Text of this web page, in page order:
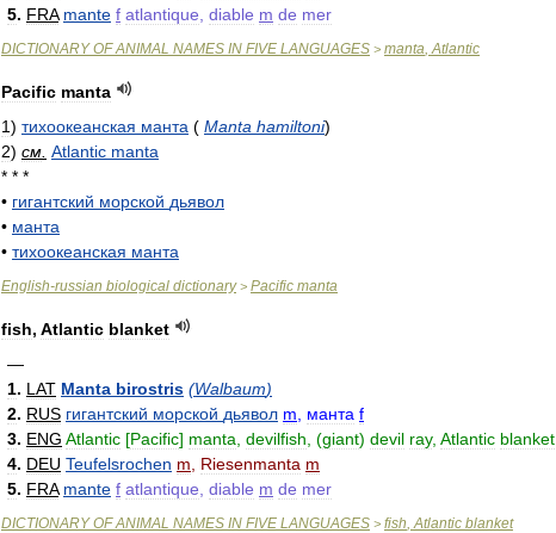
5. FRA mante f atlantique diable m de mer
DICTIONARY OF ANIMAL NAMES IN FIVE LANGUAGES > manta,Atlantic
Pacific manta
1) тихоокеанская манта ( Manta hamiltoni)
2) см Atlantic manta
* * *
• гигантский морской дьявол
• манта
• тихоокеанская манта
English-russian biological dictionary> Pacific manta
fish, Atlantic blanket
—
1. LAT Manta birostris (Walbaum)
2. RUS гигантский морской дьявол m манта f
3. ENG Atlantic [Pacific] manta devilfish , (giant) devil ray, Atlantic blanket
4. DEU Teufelsrochen m Riesenmanta m
5. FRA mante f atlantique diable m de mer
DICTIONARY OF ANIMAL NAMES IN FIVE LANGUAGES > fish,Atlantic blanket